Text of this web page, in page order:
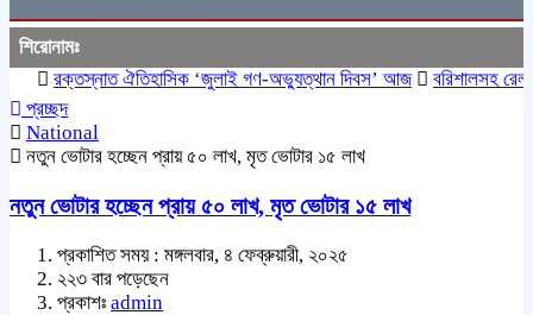
শিরোনামঃ
রক্তস্নাত ঐতিহাসিক ‌‘জুলাই গণ-অভ্যুত্থান দিবস’ আজ
বরিশালসহ
প্রচ্ছদ
National
নতুন ভোটার হচ্ছেন প্রায় ৫০ লাখ, মৃত ভোটার ১৫ লাখ
নতুন ভোটার হচ্ছেন প্রায় ৫০ লাখ, মৃত ভোটার ১৫ লাখ
প্রকাশিত সময় : মঙ্গলবার, ৪ ফেব্রুয়ারী, ২০২৫
২২৩ বার পড়েছেন
প্রকাশঃ admin